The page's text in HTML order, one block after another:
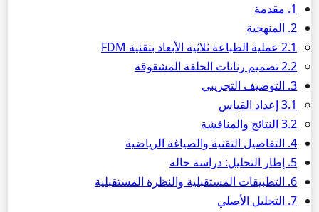
1. مقدمة
2. المنهجية
2.1 عملية الطباعة ثلاثية الأبعاد بتقنية FDM
2.2 تصميم رنانات الحلقة المشقوقة
3. التوصيف التجريبي
3.1 إعداد القياس
3.2 النتائج والمناقشة
4. التفاصيل التقنية والصياغة الرياضية
5. إطار التحليل: دراسة حالة
6. التطبيقات المستقبلية والنظرة المستقبلية
7. التحليل الأصلي